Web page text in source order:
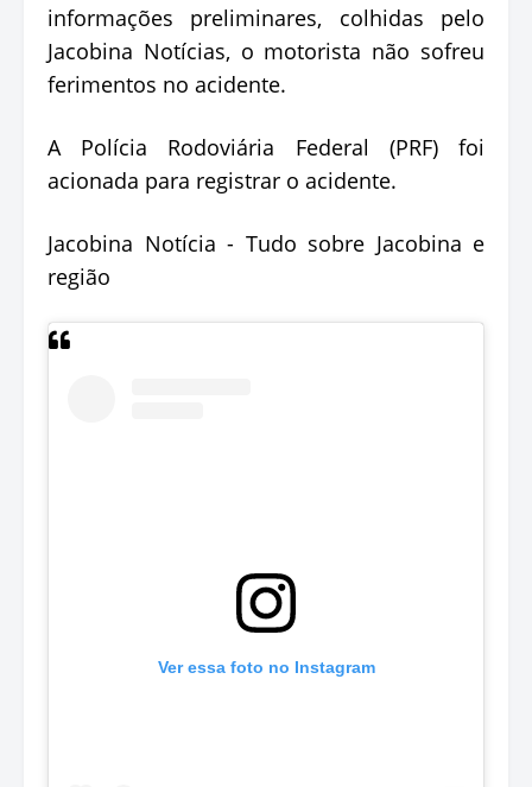
informações preliminares, colhidas pelo
Jacobina Notícias, o motorista não sofreu
ferimentos no acidente.
A Polícia Rodoviária Federal (PRF) foi
acionada para registrar o acidente.
Jacobina Notícia - Tudo sobre Jacobina e
região
Ver essa foto no Instagram